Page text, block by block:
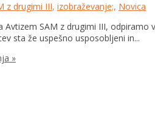
z drugimi III, izobraževanje;, Novica
Avtizem SAM z drugimi III,
sta že uspešno usposobljeni in...
»